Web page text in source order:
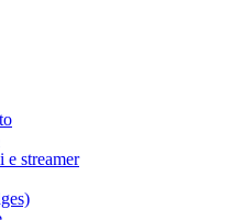
streamer